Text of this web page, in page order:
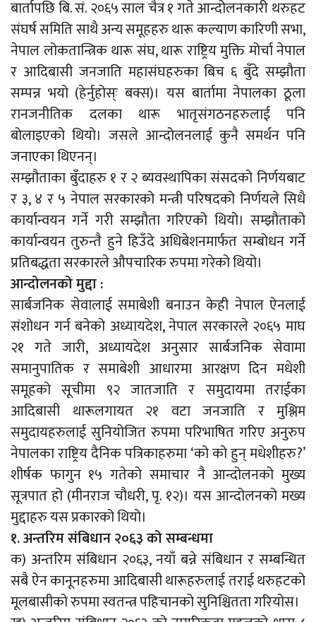
बार्तापछि बि. सं. २०६५ साल चैत्र १ गते आन्दोलनकारी थरुहट
संघर्ष समिति साथै अन्य समूहहरु थारू कल्याण कारिणी सभा,
नेपाल लोकतान्त्रिक थारू संघ, थारू राष्ट्रिय मुक्ति मोर्चा नेपाल
र आदिबासी जनजाति महासंघहरुका बिच ६ बुँदे सम्झौता
सम्पन्न भयो (हेर्नुहोस्ः बक्स)। यस बार्तामा नेपालका ठूला
रानजनीतिक दलका थारू भातृसंगठनहरुलाई पनि
बोलाइएको थियो। जसले आन्दोलनलाई कुनै समर्थन पनि
जनाएका थिएनन्।
सम्झौताका बुँदाहरु १ र २ ब्यवस्थापिका संसदको निर्णयबाट
र ३, ४ र ५ नेपाल सरकारको मन्त्री परिषदको निर्णयले सिधै
कार्यान्वयन गर्ने गरी सम्झौता गरिएको थियो। सम्झौताको
कार्यान्वयन तुरुन्तै हुने हिउँदे अधिबेशनमार्फत सम्बोधन गर्ने
प्रतिबद्धता सरकारले औपचारिक रुपमा गरेको थियो।
आन्दोलनको मुद्दा :
सार्बजनिक सेवालाई समाबेशी बनाउन केही नेपाल ऐनलाई
संशोधन गर्न बनेको अध्यायदेश, नेपाल सरकारले २०६५ माघ
२१ गते जारी, अध्यायदेश अनुसार सार्बजनिक सेवामा
समानुपातिक र समाबेशी आधारमा आरक्षण दिन मधेशी
समूहको सूचीमा ९२ जातजाति र समुदायमा तराईका
आदिबासी थारूलगायत २१ वटा जनजाति र मुश्लिम
समुदायहरुलाई सुनियोजित रुपमा परिभाषित गरिए अनुरुप
नेपालका राष्ट्रिय दैनिक पत्रिकाहरुमा ‘को को हुन् मधेशीहरु?’
शीर्षक फागुन १५ गतेको समाचार नै आन्दोलनको मुख्य
सूत्रपात हो (मीनराज चौधरी, पृ. १२)। यस आन्दोलनको मख्य
मुद्दाहरु यस प्रकारको थियो।
१. अन्तरिम संबिधान २०६३ को सम्बन्धमा
क) अन्तरिम संबिधान २०६३, नयाँ बन्ने संबिधान र सम्बन्धित
सबै ऐन कानूनहरुमा आदिबासी थारूहरुलाई तराई थरुहटको
मूलबासीको रुपमा स्वतन्त्र पहिचानको सुनिश्चितता गरियोस।